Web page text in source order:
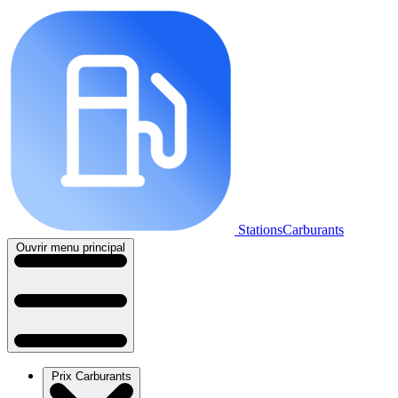
StationsCarburants
Ouvrir menu principal
Prix Carburants